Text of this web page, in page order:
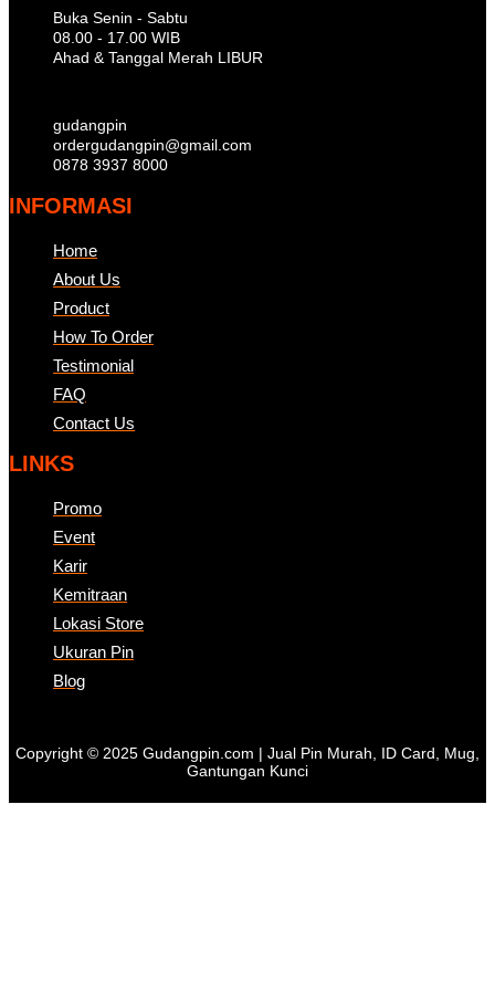
Buka Senin - Sabtu
08.00 - 17.00 WIB
Ahad & Tanggal Merah LIBUR
gudangpin
ordergudangpin@gmail.com
0878 3937 8000
INFORMASI
Home
About Us
Product
How To Order
Testimonial
FAQ
Contact Us
LINKS
Promo
Event
Karir
Kemitraan
Lokasi Store
Ukuran Pin
Blog
Copyright © 2025 Gudangpin.com | Jual Pin Murah, ID Card, Mug,
Gantungan Kunci